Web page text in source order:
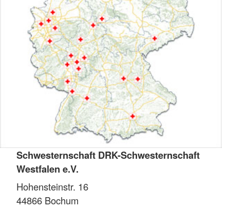
Schwesternschaft DRK-Schwesternschaft
Westfalen e.V.
Hohensteinstr. 16
44866 Bochum